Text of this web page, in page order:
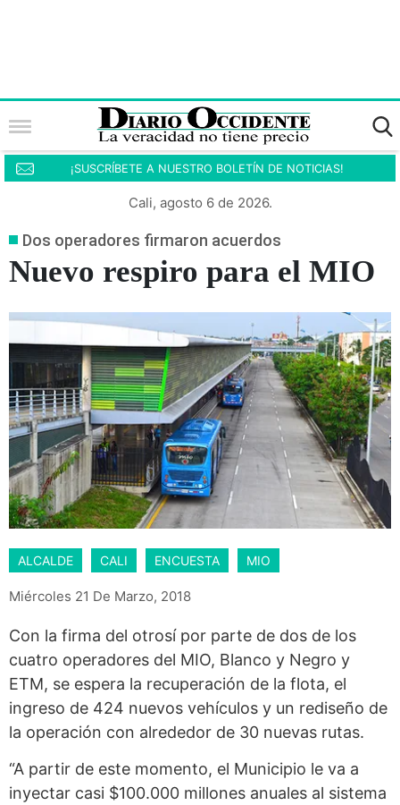
¡SUSCRÍBETE A NUESTRO BOLETÍN DE NOTICIAS!
Cali, agosto 6 de 2026.
Dos operadores firmaron acuerdos
Nuevo respiro para el MIO
ALCALDE CALI ENCUESTA MIO
Miércoles 21 De Marzo, 2018
Con la firma del otrosí por parte de dos de los
cuatro operadores del MIO, Blanco y Negro y
ETM, se espera la recuperación de la flota, el
ingreso de 424 nuevos vehículos y un rediseño de
la operación con alrededor de 30 nuevas rutas.
“A partir de este momento, el Municipio le va a
inyectar casi $100.000 millones anuales al sistema